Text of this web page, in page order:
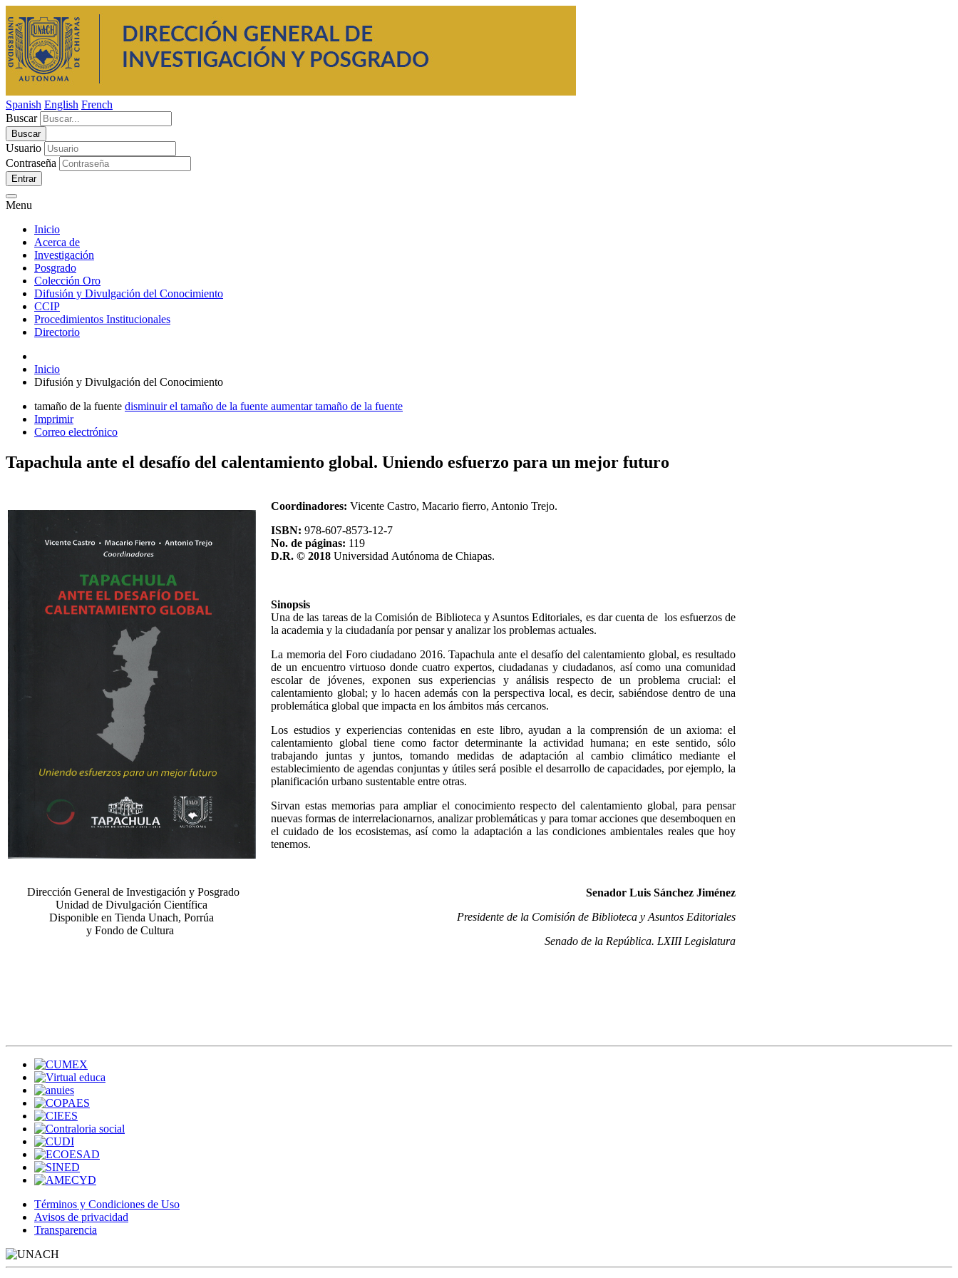
Spanish English French
Buscar
Usuario
Contraseña
Entrar
Menu
Inicio
Acerca de
Investigación
Posgrado
Colección Oro
Difusión y Divulgación del Conocimiento
CCIP
Procedimientos Institucionales
Directorio
Inicio
Difusión y Divulgación del Conocimiento
tamaño de la fuente disminuir el tamaño de la fuente aumentar tamaño de la fuente
Imprimir
Correo electrónico
Tapachula ante el desafío del calentamiento global. Uniendo esfuerzo para un mejor futuro
Dirección General de Investigación y Posgrado
Unidad de Divulgación Científica
Disponible en Tienda Unach, Porrúa
y Fondo de Cultura
Coordinadores: Vicente Castro, Macario fierro, Antonio Trejo.
ISBN: 978-607-8573-12-7
No. de páginas: 119
D.R. © 2018 Universidad Autónoma de Chiapas.
Sinopsis
Una de las tareas de la Comisión de Biblioteca y Asuntos Editoriales, es dar cuenta de los esfuerzos de
la academia y la ciudadanía por pensar y analizar los problemas actuales.
La memoria del Foro ciudadano 2016. Tapachula ante el desafío del calentamiento global, es resultado
de un encuentro virtuoso donde cuatro expertos, ciudadanas y ciudadanos, así como una comunidad
escolar de jóvenes, exponen sus experiencias y análisis respecto de un problema crucial: el
calentamiento global; y lo hacen además con la perspectiva local, es decir, sabiéndose dentro de una
problemática global que impacta en los ámbitos más cercanos.
Los estudios y experiencias contenidas en este libro, ayudan a la comprensión de un axioma: el
calentamiento global tiene como factor determinante la actividad humana; en este sentido, sólo
trabajando juntas y juntos, tomando medidas de adaptación al cambio climático mediante el
establecimiento de agendas conjuntas y útiles será posible el desarrollo de capacidades, por ejemplo, la
planificación urbano sustentable entre otras.
Sirvan estas memorias para ampliar el conocimiento respecto del calentamiento global, para pensar
nuevas formas de interrelacionarnos, analizar problemáticas y para tomar acciones que desemboquen en
el cuidado de los ecosistemas, así como la adaptación a las condiciones ambientales reales que hoy
tenemos.
Senador Luis Sánchez Jiménez
Presidente de la Comisión de Biblioteca y Asuntos Editoriales
Senado de la República. LXIII Legislatura
Términos y Condiciones de Uso
Avisos de privacidad
Transparencia